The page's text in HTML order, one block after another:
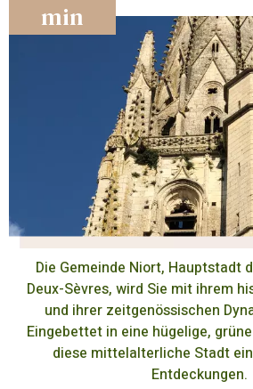
min
Die Gemeinde Niort, Hauptstadt
Deux-Sèvres, wird Sie mit ihrem
und ihrer zeitgenössischen
Eingebettet in eine hügelige,
diese mittelalterliche Stadt
Entdeckungen.